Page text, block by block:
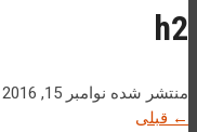
h2
منتشر شده نوامبر 15, 2016
← قبلی